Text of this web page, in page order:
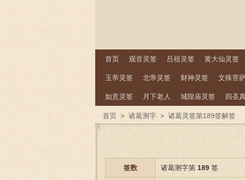
首页 观音灵签 吕祖灵签 黄大仙灵签
玉帝灵签 北帝灵签 财神灵签 文殊菩
如意灵签 月下老人 城隍庙灵签 四圣
首页 > 诸葛测字 > 诸葛灵签第189签解签
签数 诸葛测字第 189 签